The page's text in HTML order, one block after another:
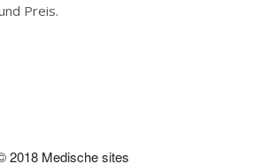
Preis.
2018 Medische sites